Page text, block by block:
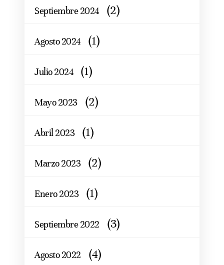
Septiembre 2024 (2)
Agosto 2024 (1)
Julio 2024 (1)
Mayo 2023 (2)
Abril 2023 (1)
Marzo 2023 (2)
Enero 2023 (1)
Septiembre 2022 (3)
Agosto 2022 (4)